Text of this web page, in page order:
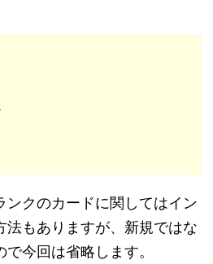
ンクのカードに関してはイン
法もありますが、新規ではな
今回は省略します。